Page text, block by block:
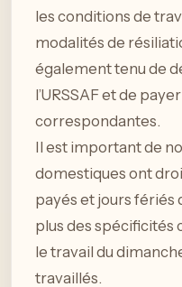
les conditions de
modalités de
également tenu de
l’URSSAF et de
correspondantes.
Il est important de
domestiques ont
payés et jours fériés
plus des spécificités
le travail du
travaillés.